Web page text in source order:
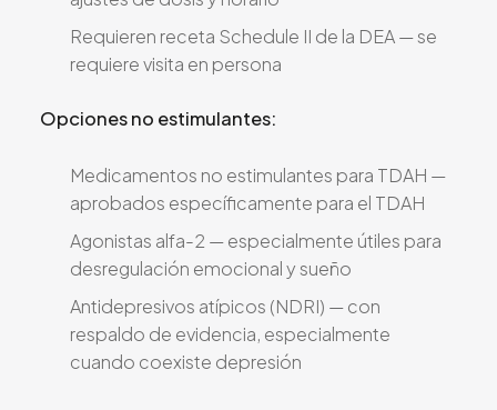
Requieren receta Schedule II de la DEA — se
requiere visita en persona
Opciones no estimulantes:
Medicamentos no estimulantes para TDAH —
aprobados específicamente para el TDAH
Agonistas alfa-2 — especialmente útiles para
desregulación emocional y sueño
Antidepresivos atípicos (NDRI) — con
respaldo de evidencia, especialmente
cuando coexiste depresión